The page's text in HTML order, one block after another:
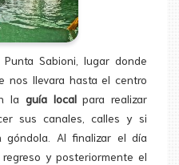
Sabioni, lugar donde
nos llevara hasta el centro
la guía localpara realizar
sus canales, calles y si
Al finalizar el día
y posteriormente el